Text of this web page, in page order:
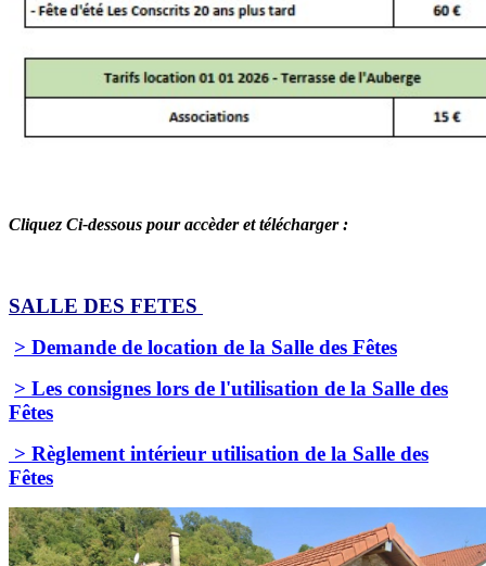
Cliquez Ci-dessous pour accèder et télécharger :
SALLE DES FETES
> Demande de location de la Salle des Fêtes
> Les consignes lors de l'utilisation de la Salle des
Fêtes
> Règlement intérieur utilisation de la Salle des
Fêtes